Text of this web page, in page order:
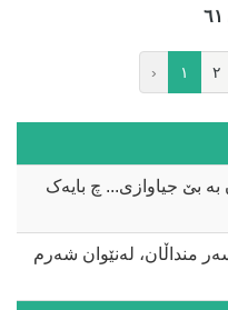
‹ ١ ٢
بە بێ جیاوازی... چ بایەک
منداڵان، لەنێوان شەرم